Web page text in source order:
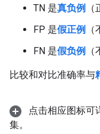
TN 是真负例
FP 是假正例
FN 是假负例
比较和对比准确率与
点击相应图标可
集。